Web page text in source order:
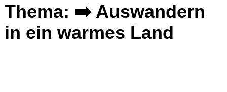
Menüpunkte
Startseite
Gesellschaft
Thema: ➡️ Auswandern
in ein warmes Land